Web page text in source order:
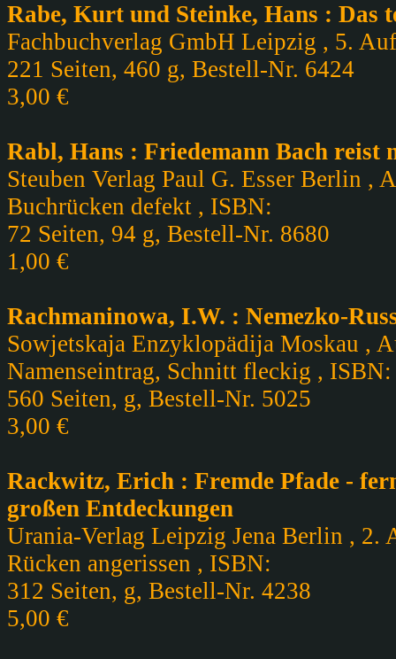
Rabe, Kurt und Steinke, Hans : Das
Fachbuchverlag GmbH Leipzig , 5.
221 Seiten, 460 g, Bestell-Nr. 6424
3,00 €
Rabl, Hans : Friedemann Bach reist
Steuben Verlag Paul G. Esser Berlin ,
Buchrücken defekt , ISBN:
72 Seiten, 94 g, Bestell-Nr. 8680
1,00 €
Rachmaninowa, I.W. : Nemezko-
Sowjetskaja Enzyklopädija Moskau ,
Namenseintrag, Schnitt fleckig , ISBN:
560 Seiten, g, Bestell-Nr. 5025
3,00 €
Rackwitz, Erich : Fremde Pfade -
großen Entdeckungen
Urania-Verlag Leipzig Jena Berlin , 2.
Rücken angerissen , ISBN:
312 Seiten, g, Bestell-Nr. 4238
5,00 €